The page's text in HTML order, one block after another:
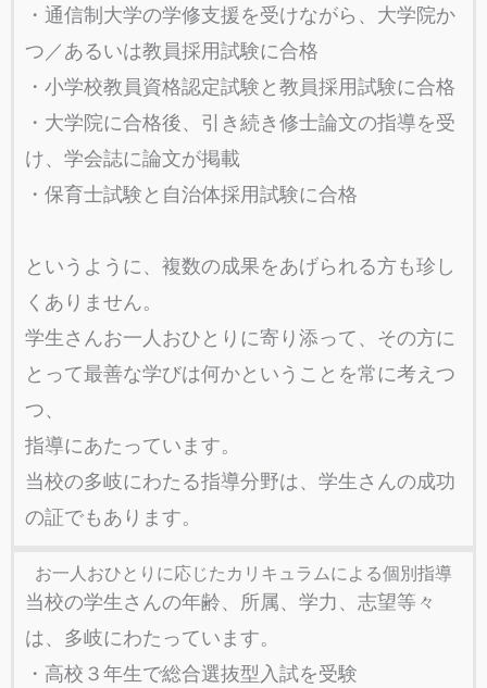
・通信制大学の学修支援を受けながら、大学院か
つ／あるいは教員採用試験に合格
・小学校教員資格認定試験と教員採用試験に合格
・大学院に合格後、引き続き修士論文の指導を受
け、学会誌に論文が掲載
・保育士試験と自治体採用試験に合格
というように、複数の成果をあげられる方も珍し
くありません。
学生さんお一人おひとりに寄り添って、その方に
とって最善な学びは何かということを常に考えつ
つ、
指導にあたっています。
当校の多岐にわたる指導分野は、学生さんの成功
の証でもあります。
お一人おひとりに応じたカリキュラムによる個別指導
当校の学生さんの年齢、所属、学力、志望等々
は、多岐にわたっています。
・高校３年生で総合選抜型入試を受験